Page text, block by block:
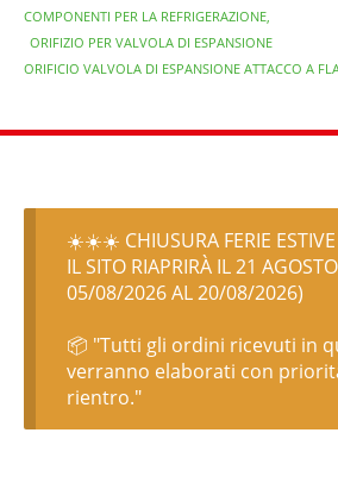
COMPONENTI PER LA REFRIGERAZIONE,
ORIFIZIO PER VALVOLA DI ESPANSIONE
ORIFICIO VALVOLA DI ESPANSIONE ATTACCO A
☀️☀️☀️ CHIUSURA FERIE
IL SITO RIAPRIRÀ IL 21
05/08/2026 AL 20/08/2026)
📦 "Tutti gli ordini ricevuti in
verranno elaborati con
rientro."